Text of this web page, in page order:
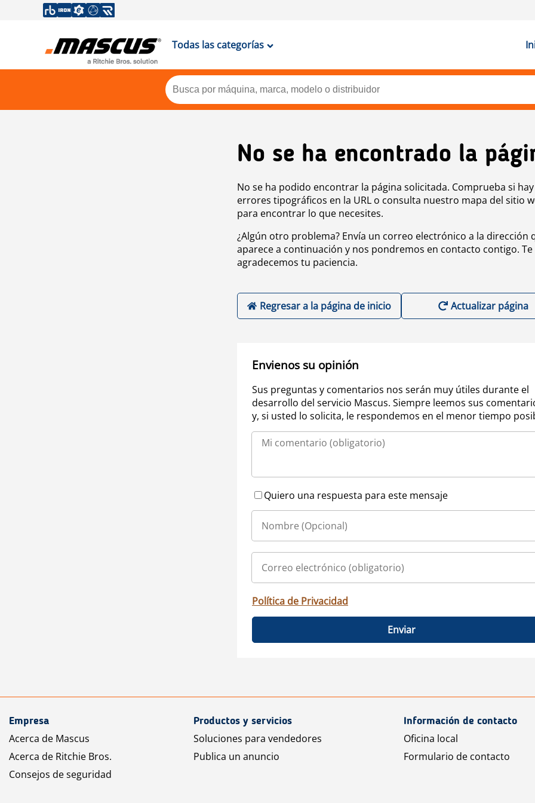
Todas las categorías
No se ha encontrado la
No se ha podido encontrar la página solicitada. Comprueba si hay
errores tipográficos en la URL o consulta nuestro mapa del sitio
para encontrar lo que necesites.
¿Algún otro problema? Envía un correo electrónico a la dirección
aparece a continuación y nos pondremos en contacto contigo. Te
agradecemos tu paciencia.
Regresar a la página de inicio Actualizar página
Envienos su opinión
Sus preguntas y comentarios nos serán muy útiles durante el
desarrollo del servicio Mascus. Siempre leemos sus
y, si usted lo solicita, le respondemos en el menor tiempo
Quiero una respuesta para este mensaje
Política de Privacidad
Enviar
Empresa
Acerca de Mascus
Acerca de Ritchie Bros.
Consejos de seguridad
Productos y servicios
Soluciones para vendedores
Publica un anuncio
Información de contacto
Oficina local
Formulario de contacto